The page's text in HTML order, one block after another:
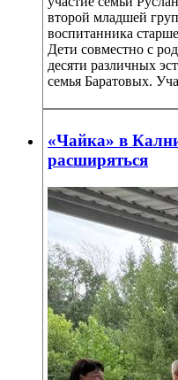
второй младшей
воспитанника
Дети совместно с
десяти различных
семья Баратовых.
«Чайка» в
расширяться